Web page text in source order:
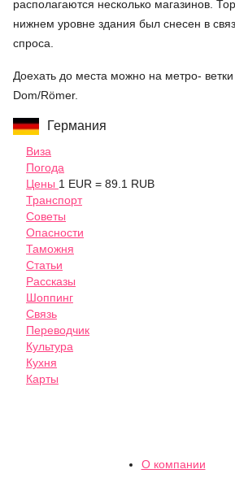
располагаются несколько магазинов.
нижнем уровне здания был снесен в
спроса.
Доехать до места можно на метро-
Dom/Römer.
Германия
Виза
Погода
Цены 1 EUR = 89.1 RUB
Транспорт
Советы
Опасности
Таможня
Статьи
Рассказы
Шоппинг
Связь
Переводчик
Культура
Кухня
Карты
О компании